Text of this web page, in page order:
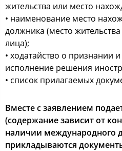
жительства или место
• наименование место
должника (место
лица);
• ходатайство о признании
исполнение решения
• список прилагаемых
Вместе с заявлением
(содержание зависит от
наличии международного
прикладываются